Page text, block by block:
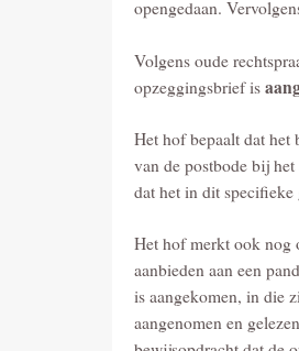
opengedaan.
Volgens oude
opzeggingsbrief is
Het hof bepaalt dat het
van de postbode bij
dat het in dit
Het hof merkt ook nog
aanbieden aan een
is aangekomen, in die
aangenomen en